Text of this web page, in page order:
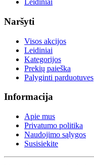
Leidiniai
Naršyti
Visos akcijos
Leidiniai
Kategorijos
Prekių paieška
Palyginti parduotuves
Informacija
Apie mus
Privatumo politika
Naudojimo sąlygos
Susisiekite